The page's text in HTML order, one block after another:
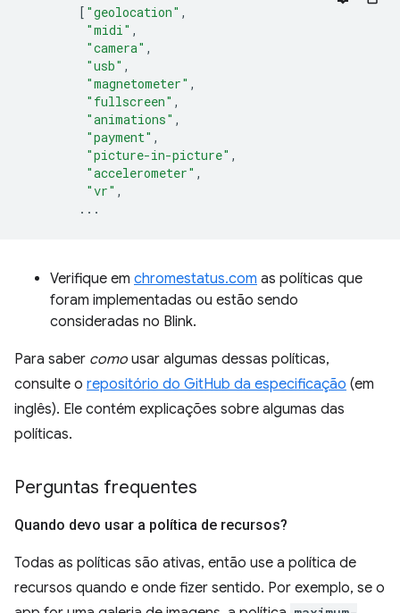
[ "geolocation" ,
"midi" ,
"camera" ,
"usb" ,
"magnetometer" ,
"fullscreen" ,
"animations" ,
"payment" ,
"picture-in-picture" ,
"accelerometer" ,
"vr" ,
...
Verifique em chromestatus.com as políticas que
foram implementadas ou estão sendo
consideradas no Blink.
Para saber como usar algumas dessas políticas,
consulte o repositório do GitHub da especificação (em
inglês). Ele contém explicações sobre algumas das
políticas.
Perguntas frequentes
Quando devo usar a política de recursos?
Todas as políticas são ativas, então use a política de
recursos quando e onde fizer sentido. Por exemplo, se o